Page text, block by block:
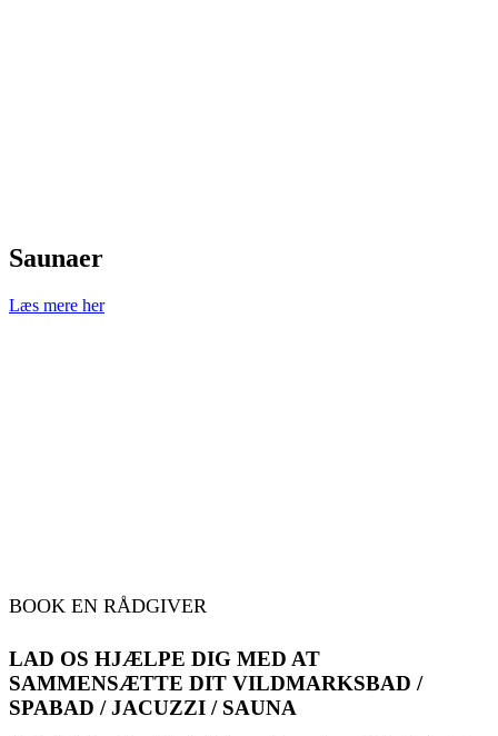
Saunaer
Læs mere her
BOOK EN RÅDGIVER
LAD OS HJÆLPE DIG MED AT
SAMMENSÆTTE DIT VILDMARKSBAD /
SPABAD / JACUZZI / SAUNA